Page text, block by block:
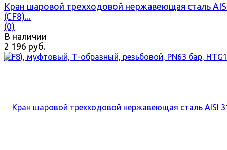
Кран шаровой трехходовой нержавеющая сталь
(CF8)...
(0)
В наличии
2 196 руб.